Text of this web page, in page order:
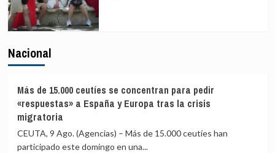
Nacional
Más de 15.000 ceutíes se concentran para pedir
«respuestas» a España y Europa tras la crisis
migratoria
CEUTA, 9 Ago. (Agencias) – Más de 15.000 ceutíes han
participado este domingo en una...